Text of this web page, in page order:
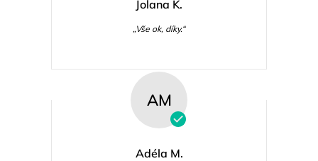
Jolana K.
„Vše ok, díky.“
AM
Adéla M.